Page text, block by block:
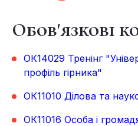
Обов'язкові
ОК14029 Тренінг
профіль гірника"
ОК11010 Ділова та
ОК11016 Особа і